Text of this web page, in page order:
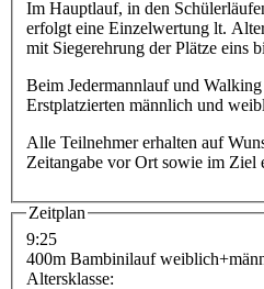
Im Hauptlauf, in den
erfolgt eine Einzelwertung lt.
mit Siegerehrung der Plätze eins
Beim Jedermannlauf und
Erstplatzierten männlich und
Alle Teilnehmer erhalten auf
Zeitangabe vor Ort sowie im Ziel
Zeitplan
9:25
400m Bambinilauf
Altersklasse: